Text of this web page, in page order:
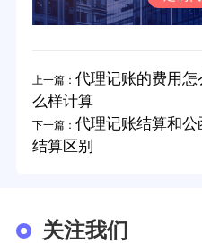
上一篇： 代理记账的费用
么样计算
下一篇： 代理记账结算和
结算区别
关注我们